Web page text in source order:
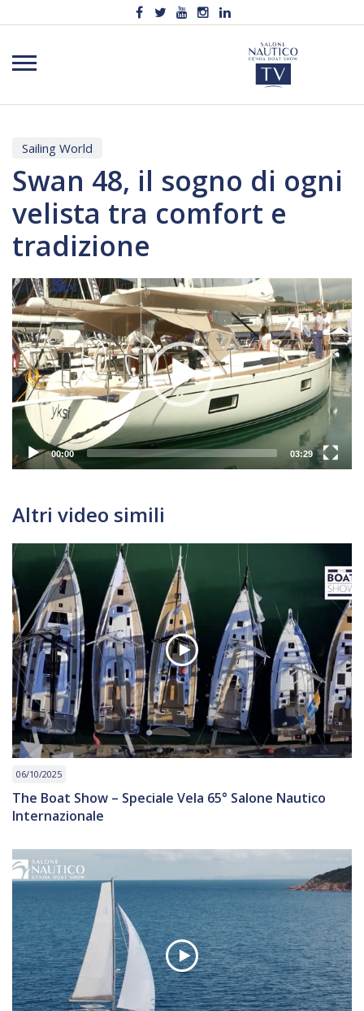
Sailing World
Swan 48, il sogno di ogni
velista tra comfort e
tradizione
Video
Player
00:00 03:29
Altri video simili
06/10/2025
The Boat Show – Speciale Vela 65° Salone Nautico
Internazionale